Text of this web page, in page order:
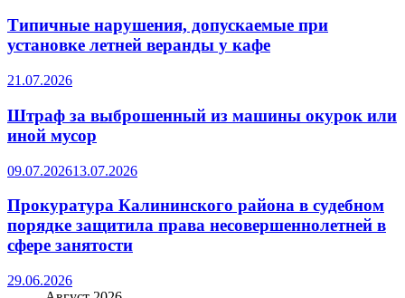
Типичные нарушения, допускаемые при
установке летней веранды у кафе
21.07.2026
Штраф за выброшенный из машины окурок или
иной мусор
09.07.202613.07.2026
Прокуратура Калининского района в судебном
порядке защитила права несовершеннолетней в
сфере занятости
29.06.2026